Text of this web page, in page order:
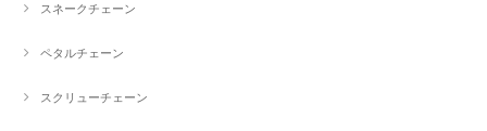
スネークチェーン
ペタルチェーン
スクリューチェーン